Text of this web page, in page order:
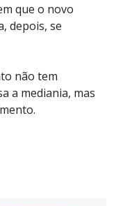
que o novo
depois, se
não tem
a mediania, mas